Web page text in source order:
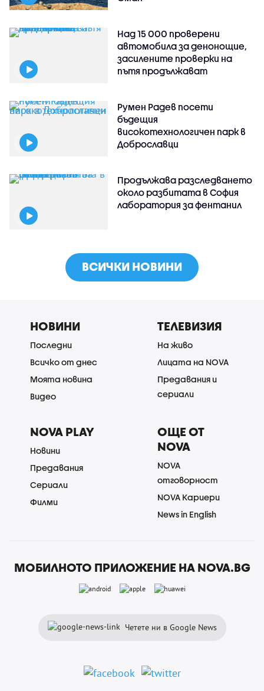
Над 15 000 проверени
автомобила за денонощие,
засилените проверки на
пътя продължават
Румен Радев посети
бъдещия
високотехнологичен парк в
Доброславци
Продължава разследването
около разбитата в София
лаборатория за фентанил
ВСИЧКИ НОВИНИ
НОВИНИ
Последни
Всичко от днес
Моята новина
Видео
ТЕЛЕВИЗИЯ
На живо
Лицата на NOVA
Предавания и
сериали
NOVA PLAY
Новини
Предавания
Сериали
Филми
ОЩЕ ОТ
NOVA
NOVA
отговорност
NOVA Кариери
News in English
МОБИЛНОТО ПРИЛОЖЕНИЕ НА NOVA.BG
Четете ни в Google News